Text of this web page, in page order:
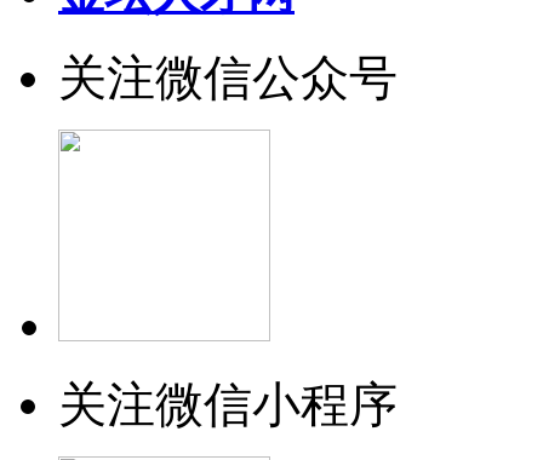
关注微信公众号
关注微信小程序